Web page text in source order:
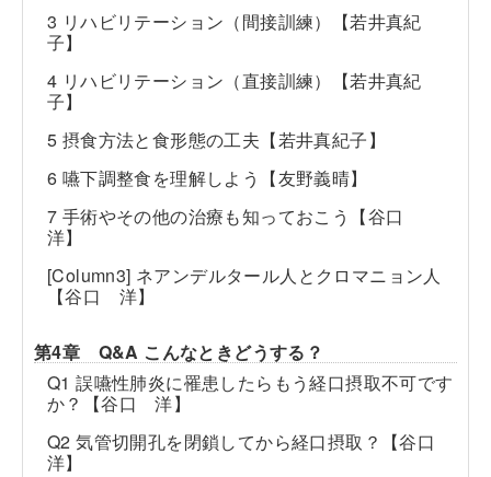
3 リハビリテーション（間接訓練）【若井真紀
子】
4 リハビリテーション（直接訓練）【若井真紀
子】
5 摂食方法と食形態の工夫【若井真紀子】
6 嚥下調整食を理解しよう【友野義晴】
7 手術やその他の治療も知っておこう【谷口
洋】
[Column3] ネアンデルタール人とクロマニョン人
【谷口 洋】
第4章 Q&A こんなときどうする？
Q1 誤嚥性肺炎に罹患したらもう経口摂取不可です
か？【谷口 洋】
Q2 気管切開孔を閉鎖してから経口摂取？【谷口
洋】